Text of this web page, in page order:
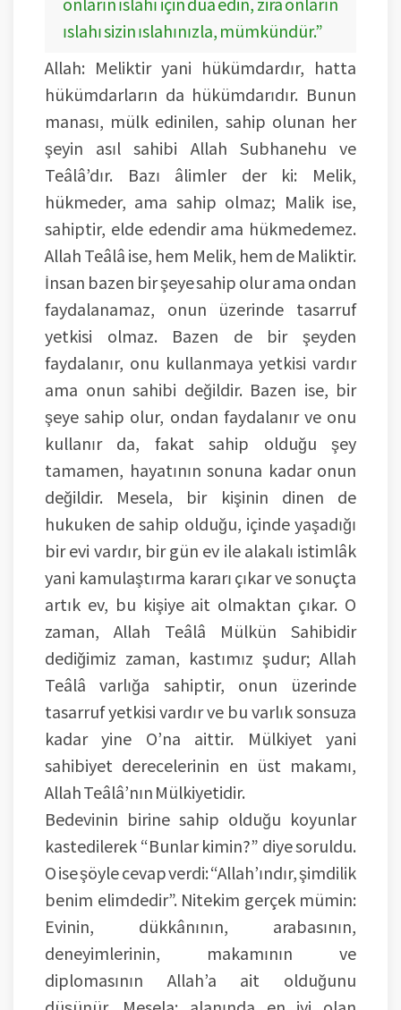
ıslahı sizin ıslahınızla, mümkündür.”
Allah: Meliktir yani hükümdardır, hatta
hükümdarların da hükümdarıdır. Bunun
manası, mülk edinilen, sahip olunan her
şeyin asıl sahibi Allah Subhanehu ve
Teâlâ’dır. Bazı âlimler der ki: Melik,
hükmeder, ama sahip olmaz; Malik ise,
sahiptir, elde edendir ama hükmedemez.
Allah Teâlâ ise, hem Melik, hem de Maliktir.
İnsan bazen bir şeye sahip olur ama ondan
faydalanamaz, onun üzerinde tasarruf
yetkisi olmaz. Bazen de bir şeyden
faydalanır, onu kullanmaya yetkisi vardır
ama onun sahibi değildir. Bazen ise, bir
şeye sahip olur, ondan faydalanır ve onu
kullanır da, fakat sahip olduğu şey
tamamen, hayatının sonuna kadar onun
değildir. Mesela, bir kişinin dinen de
hukuken de sahip olduğu, içinde yaşadığı
bir evi vardır, bir gün ev ile alakalı istimlâk
yani kamulaştırma kararı çıkar ve sonuçta
artık ev, bu kişiye ait olmaktan çıkar. O
zaman, Allah Teâlâ Mülkün Sahibidir
dediğimiz zaman, kastımız şudur; Allah
Teâlâ varlığa sahiptir, onun üzerinde
tasarruf yetkisi vardır ve bu varlık sonsuza
kadar yine O’na aittir. Mülkiyet yani
sahibiyet derecelerinin en üst makamı,
Allah Teâlâ’nın Mülkiyetidir.
Bedevinin birine sahip olduğu koyunlar
kastedilerek “Bunlar kimin?” diye soruldu.
O ise şöyle cevap verdi: “Allah’ındır, şimdilik
benim elimdedir”. Nitekim gerçek mümin:
Evinin, dükkânının, arabasının,
deneyimlerinin, makamının ve
diplomasının Allah’a ait olduğunu